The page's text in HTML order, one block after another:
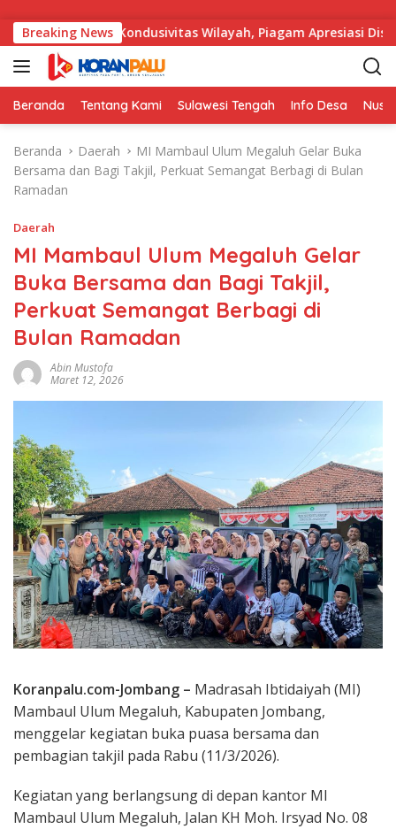
Breaking News
Kondusivitas Wilayah, Piagam Apresiasi Diserahkan
Beranda Tentang Kami Sulawesi Tengah Info Desa
Beranda Daerah
MI Mambaul Ulum Megaluh Gelar Buka
Bersama dan Bagi Takjil, Perkuat Semangat Berbagi di Bulan
Ramadan
Daerah
MI Mambaul Ulum Megaluh Gelar
Buka Bersama dan Bagi Takjil,
Perkuat Semangat Berbagi di
Bulan Ramadan
Abin Mustofa
Maret 12, 2026
Koranpalu.com-Jombang – Madrasah Ibtidaiyah (MI)
Mambaul Ulum Megaluh, Kabupaten Jombang,
menggelar kegiatan buka puasa bersama dan
pembagian takjil pada Rabu (11/3/2026).
Kegiatan yang berlangsung di depan kantor MI
Mambaul Ulum Megaluh, Jalan KH Moh. Irsyad No. 08